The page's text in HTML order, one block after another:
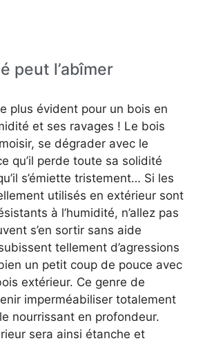
peut l’abîmer
plus évident pour un bois en
et ses ravages ! Le bois
se dégrader avec le
qu’il perde toute sa solidité
s’émiette tristement… Si les
utilisés en extérieur sont
à l’humidité, n’allez pas
s’en sortir sans aide
tellement d’agressions
un petit coup de pouce avec
extérieur. Ce genre de
imperméabiliser totalement
nourrissant en profondeur.
sera ainsi étanche et